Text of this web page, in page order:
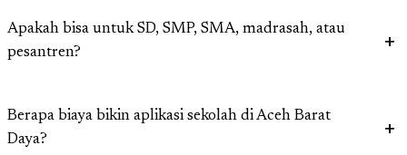
Apakah bisa untuk SD, SMP, SMA, madrasah, atau
pesantren?
Berapa biaya bikin aplikasi sekolah di Aceh Barat
Daya?